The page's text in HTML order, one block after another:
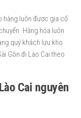
hàng luôn được gia cố
Hàng hóa luôn
quý khách lưu kho
Gòn đi Lào Cai theo
Cai nguyên